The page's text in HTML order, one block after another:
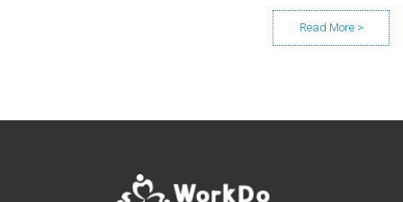
Posts navigation